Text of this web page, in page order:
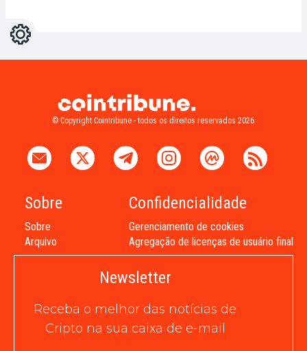
Configurações
© Copyright Cointribune - todos os direitos reservados 2026
Sobre
Sobre
Arquivo
Confidencialidade
Gerenciamento de cookies
Agregação de licenças de usuário final
Newsletter
Receba o melhor das notícias de
Cripto na sua caixa de e-mail